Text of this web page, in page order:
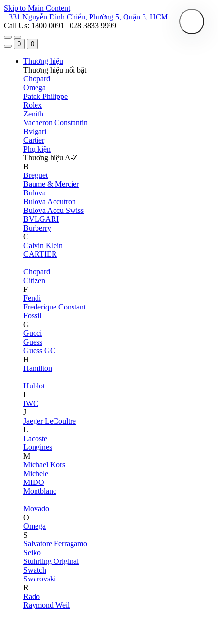
Skip to Main Content
331 Nguyễn Đình Chiểu, Phường 5, Quận 3, HCM.
Call Us: 1800 0091 | 028 3833 9999
0 0
Thương hiệu
Thương hiệu nổi bật
Chopard
Omega
Patek Philippe
Rolex
Zenith
Vacheron Constantin
Bvlgari
Cartier
Phụ kiện
Thương hiệu A-Z
B
Breguet
Baume & Mercier
Bulova
Bulova Accutron
Bulova Accu Swiss
BVLGARI
Burberry
C
Calvin Klein
CARTIER
Chopard
Citizen
F
Fendi
Frederique Constant
Fossil
G
Gucci
Guess
Guess GC
H
Hamilton
Hublot
I
IWC
J
Jaeger LeCoultre
L
Lacoste
Longines
M
Michael Kors
Michele
MIDO
Montblanc
Movado
O
Omega
S
Salvatore Ferragamo
Seiko
Stuhrling Original
Swatch
Swarovski
R
Rado
Raymond Weil